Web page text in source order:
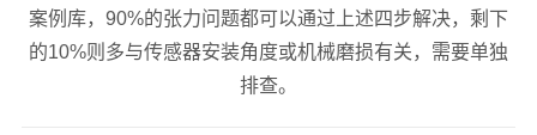
案例库，90%的张力问题都可以通过上述四步解决，剩下
的10%则多与传感器安装角度或机械磨损有关，需要单独
排查。